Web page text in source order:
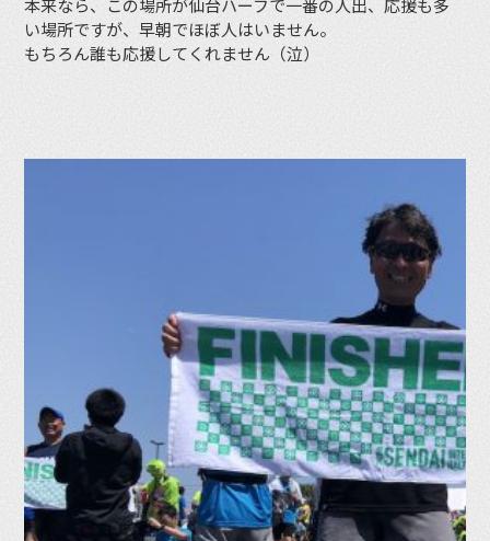
い場所ですが、早朝でほぼ人はいません。
もちろん誰も応援してくれません（泣）